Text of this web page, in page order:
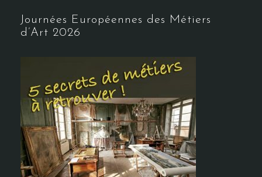
Journées Européennes des Métiers
d’Art 2026